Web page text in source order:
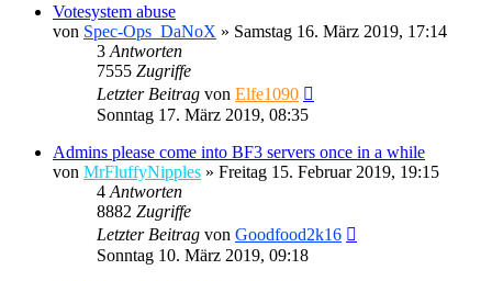
Votesystem abuse
von Spec-Ops_DaNoX » Samstag 16. März 2019, 17:14
3 Antworten
7555 Zugriffe
Letzter Beitrag von Elfe1090
Sonntag 17. März 2019, 08:35
Admins please come into BF3 servers once in a while
von MrFluffyNipples » Freitag 15. Februar 2019, 19:15
4 Antworten
8882 Zugriffe
Letzter Beitrag von Goodfood2k16
Sonntag 10. März 2019, 09:18